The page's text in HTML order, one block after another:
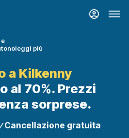
più
a Kilkenny
al 70%. Prezzi
sorprese.
Cancellazione gratuita